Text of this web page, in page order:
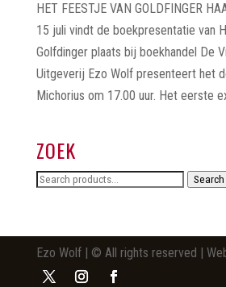
HET FEESTJE VAN GOLDFINGER
15 juli vindt de boekpresentatie van
Golfdinger plaats bij boekhandel De
Uitgeverij Ezo Wolf presenteert het
Michorius om 17.00 uur. Het eerste
ZOEK
Search
Search
Ezo Wolf | © All rights reserved |